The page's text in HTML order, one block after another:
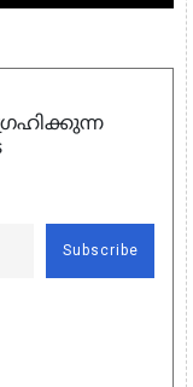
Subscribe